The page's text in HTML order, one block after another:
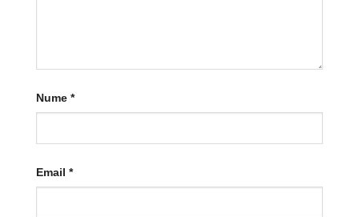
Nume *
Email *